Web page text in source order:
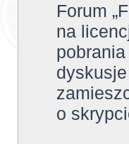
Forum
na
o